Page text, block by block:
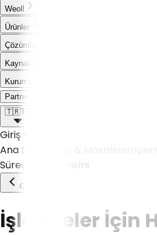
Weoll
Ürünler
Çözümler
Kaynaklar
Kurumsal
Partner Olmak İstiyorum
🇹🇷TR
Giriş Yap
Ana Sayfa
Süreçlerinin Önemi
Geri Dön
İşletmeler İçin